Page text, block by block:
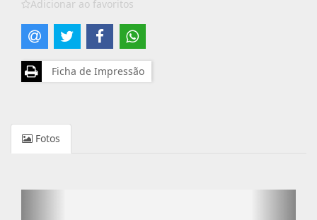
Adicionar ao favoritos
Ficha de Impressão
Fotos